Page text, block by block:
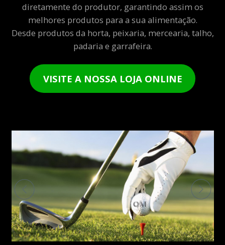
diretamente do produtor, garantindo assim os
melhores produtos para a sua alimentação.
Desde produtos da horta, peixaria, mercearia, talho,
padaria e garrafeira.
VISITE A NOSSA LOJA ONLINE